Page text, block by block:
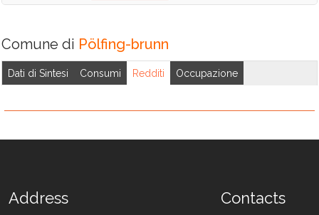
Comune di Pölfing-brunn
Dati di Sintesi Consumi Redditi Occupazione
Address Contacts